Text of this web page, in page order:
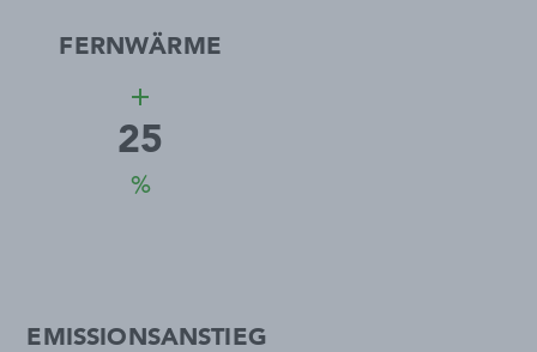
FERNWÄRME
add
25
%
EMISSIONSANSTIEG